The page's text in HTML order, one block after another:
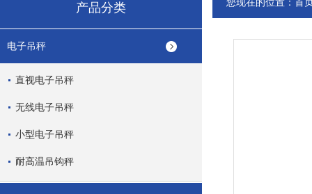
产品分类
电子吊秤
直视电子吊秤
无线电子吊秤
小型电子吊秤
耐高温吊钩秤